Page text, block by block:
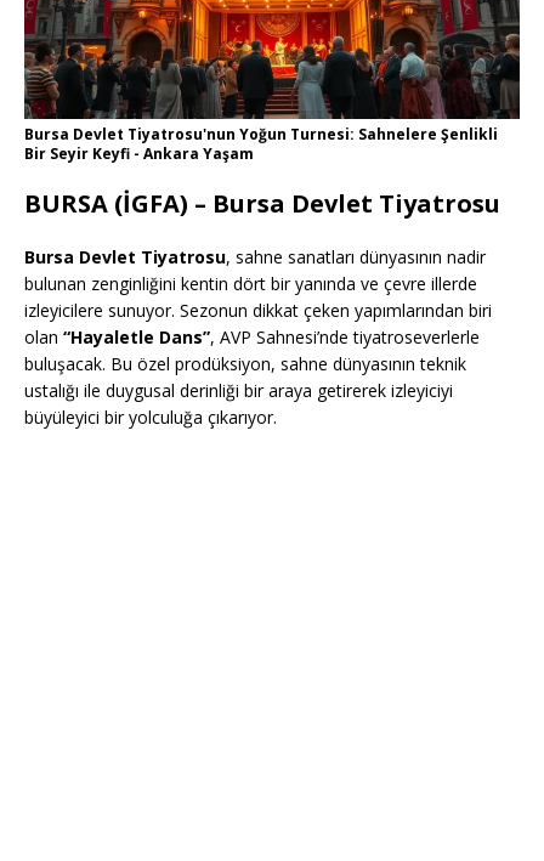
Bursa Devlet Tiyatrosu'nun Yoğun Turnesi: Sahnelere Şenlikli
Bir Seyir Keyfi - Ankara Yaşam
BURSA (İGFA) – Bursa Devlet Tiyatrosu
Bursa Devlet Tiyatrosu, sahne sanatları dünyasının nadir
bulunan zenginliğini kentin dört bir yanında ve çevre illerde
izleyicilere sunuyor. Sezonun dikkat çeken yapımlarından biri
olan “Hayaletle Dans”, AVP Sahnesi’nde tiyatroseverlerle
buluşacak. Bu özel prodüksiyon, sahne dünyasının teknik
ustalığı ile duygusal derinliği bir araya getirerek izleyiciyi
büyüleyici bir yolculuğa çıkarıyor.